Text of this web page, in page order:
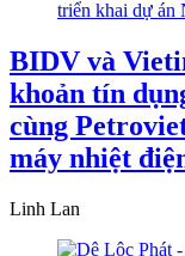
BIDV và
khoản tín
cùng
máy nhiệt
Linh Lan